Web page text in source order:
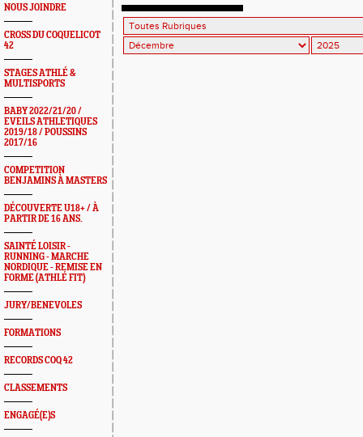
NOUS JOINDRE
CROSS DU COQUELICOT
42
STAGES ATHLÉ &
MULTISPORTS
BABY 2022/21/20 /
EVEILS ATHLETIQUES
2019/18 / POUSSINS
2017/16
COMPETITION
BENJAMINS À MASTERS
DÉCOUVERTE U18+ / À
PARTIR DE 16 ANS.
SAINTÉ LOISIR -
RUNNING - MARCHE
NORDIQUE - REMISE EN
FORME (ATHLÉ FIT)
JURY/BENEVOLES
FORMATIONS
RECORDS COQ 42
CLASSEMENTS
ENGAGÉ(E)S